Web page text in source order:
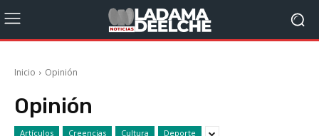
Inicio Opinión
Opinión
Artículos Creencias Cultura Deporte